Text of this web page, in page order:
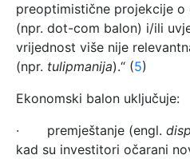
preoptimistične projekcije
(npr. dot-com balon) i/ili
vrijednost više nije
(npr. tulipmanija).“ (5)
Ekonomski balon uključuje:
· premještanje (engl.
kad su investitori očarani